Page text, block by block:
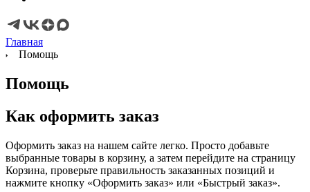
Главная
Помощь
Помощь
Как оформить заказ
Оформить заказ на нашем сайте легко. Просто добавьте
выбранные товары в корзину, а затем перейдите на страницу
Корзина, проверьте правильность заказанных позиций и
нажмите кнопку «Оформить заказ» или «Быстрый заказ».